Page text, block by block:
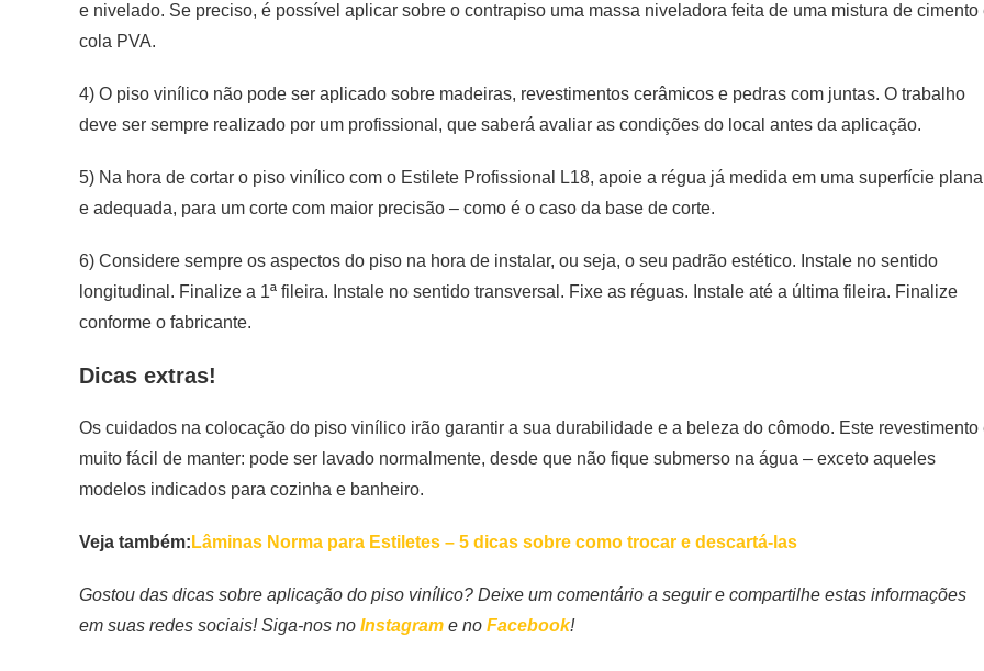
e nivelado. Se preciso, é possível aplicar sobre o contrapiso uma massa niveladora feita de uma mistura de cimento
cola PVA.
4) O piso vinílico não pode ser aplicado sobre madeiras, revestimentos cerâmicos e pedras com juntas. O trabalho
deve ser sempre realizado por um profissional, que saberá avaliar as condições do local antes da aplicação.
5) Na hora de cortar o piso vinílico com o Estilete Profissional L18, apoie a régua já medida em uma superfície plana
e adequada, para um corte com maior precisão – como é o caso da base de corte.
6) Considere sempre os aspectos do piso na hora de instalar, ou seja, o seu padrão estético. Instale no sentido
longitudinal. Finalize a 1ª fileira. Instale no sentido transversal. Fixe as réguas. Instale até a última fileira. Finalize
conforme o fabricante.
Dicas extras!
Os cuidados na colocação do piso vinílico irão garantir a sua durabilidade e a beleza do cômodo. Este revestimento
muito fácil de manter: pode ser lavado normalmente, desde que não fique submerso na água – exceto aqueles
modelos indicados para cozinha e banheiro.
Veja também: Lâminas Norma para Estiletes – 5 dicas sobre como trocar e descartá-las
Gostou das dicas sobre aplicação do piso vinílico? Deixe um comentário a seguir e compartilhe estas informações
em suas redes sociais! Siga-nos no Instagram e no Facebook!